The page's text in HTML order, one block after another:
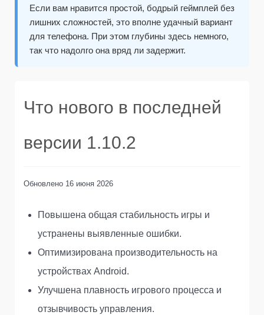
Если вам нравится простой, бодрый геймплей без
лишних сложностей, это вполне удачный вариант
для телефона. При этом глубины здесь немного,
так что надолго она вряд ли задержит.
Что нового в последней
версии 1.10.2
Обновлено 16 июня 2026
Повышена общая стабильность игры и
устранены выявленные ошибки.
Оптимизирована производительность на
устройствах Android.
Улучшена плавность игрового процесса и
отзывчивость управления.